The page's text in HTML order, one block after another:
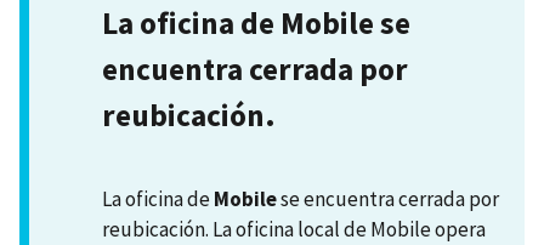
La oficina de Mobile se
encuentra cerrada por
reubicación.
La oficina deMobilese encuentra cerrada por
reubicación. La oficina local de Mobile opera